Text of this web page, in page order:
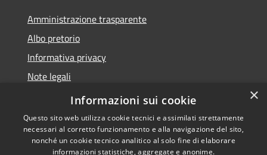
Amministrazione trasparente
Albo pretorio
Informativa privacy
Note legali
Dichiarazione di accessibilità
×
Informazioni sui cookie
Questo sito web utilizza cookie tecnici e assimilati strettamente
necessari al corretto funzionamento e alla navigazione del sito,
nonché un cookie tecnico analitico al solo fine di elaborare
informazioni statistiche, aggregate e anonime.